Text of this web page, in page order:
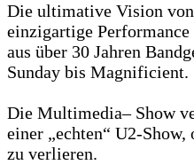
Die ultimative Vision
einzigartige
aus über 30 Jahren
Sunday bis Magnificient.
Die Multimedia– Show
einer „echten“ U2-Show,
zu verlieren.